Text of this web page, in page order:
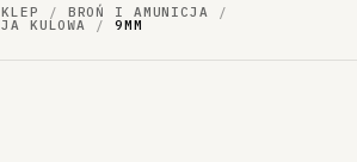
/ BROŃ I AMUNICJA /
KULOWA / 9MM